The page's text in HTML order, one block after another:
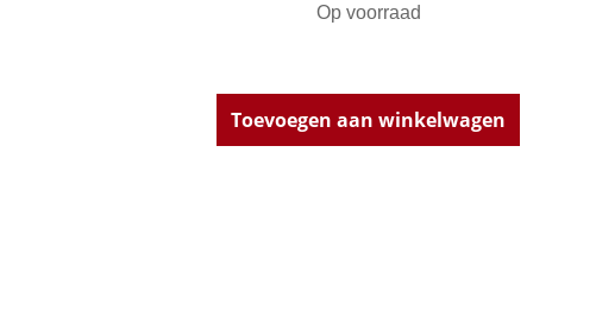
Op voorraad
Toevoegen aan winkelwagen